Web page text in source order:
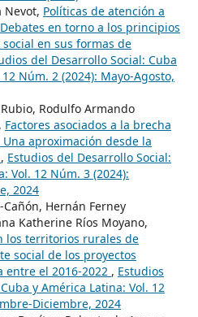
Nevot, Políticas de atención a
en torno a los principios
en sus formas de
del Desarrollo Social: Cuba
Núm. 2 (2024): Mayo-Agosto,
Rodulfo Armando
Factores asociados a la brecha
aproximación desde la
, Estudios del Desarrollo Social:
Vol. 12 Núm. 3 (2024):
2024
Hernán Ferney
Katherine Ríos Moyano,
los territorios rurales de
social de los proyectos
entre el 2016-2022 , Estudios
y América Latina: Vol. 12
Diciembre, 2024